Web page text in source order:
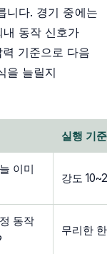
니다. 경기 중에는
동작 신호가
기준으로 다음
을 늘릴지
실행 기준
이미
강도
동작
무리한